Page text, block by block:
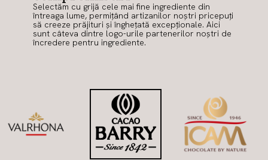
Selectăm cu grijă cele mai fine ingrediente din
întreaga lume, permițând artizanilor noștri pricepuți
să creeze prăjituri și înghețată excepționale. Aici
sunt câteva dintre logo-urile partenerilor noștri de
încredere pentru ingrediente.